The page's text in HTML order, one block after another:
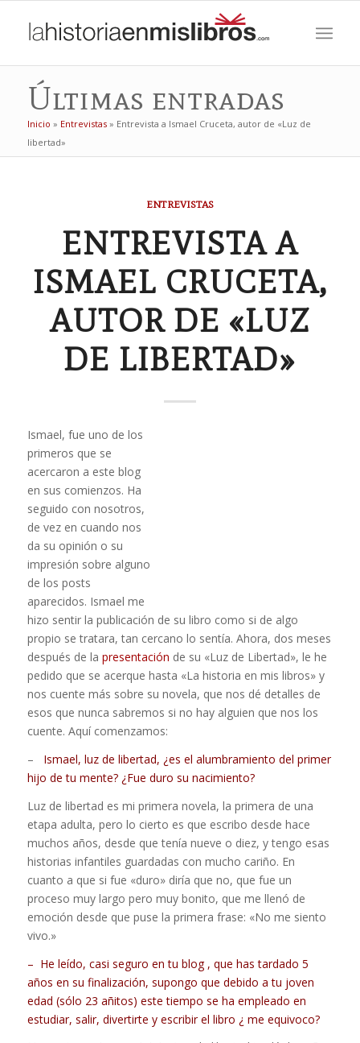
Últimas entradas
Inicio » Entrevistas» Entrevista a Ismael Cruceta, autor de «Luz de
libertad»
ENTREVISTAS
ENTREVISTA A
ISMAEL CRUCETA,
AUTOR DE «LUZ
DE LIBERTAD»
Ismael, fue uno de los
primeros que se
acercaron a este blog
en sus comienzos. Ha
seguido con nosotros,
de vez en cuando nos
da su opinión o su
impresión sobre alguno
de los posts
aparecidos. Ismael me
hizo sentir la publicación de su libro como si de algo
propio se tratara, tan cercano lo sentía. Ahora, dos meses
después de la presentación de su «Luz de Libertad», le he
pedido que se acerque hasta «La historia en mis libros» y
nos cuente más sobre su novela, que nos dé detalles de
esos que nunca sabremos si no hay alguien que nos los
cuente. Aquí comenzamos:
– Ismael, luz de libertad, ¿es el alumbramiento del primer
hijo de tu mente? ¿Fue duro su nacimiento?
Luz de libertad es mi primera novela, la primera de una
etapa adulta, pero lo cierto es que escribo desde hace
muchos años, desde que tenía nueve o diez, y tengo esas
historias infantiles guardadas con mucho cariño. En
cuanto a que si fue «duro» diría que no, que fue un
proceso muy largo pero muy bonito, que me llenó de
emoción desde que puse la primera frase: «No me siento
vivo.»
– He leído, casi seguro en tu blog , que has tardado 5
años en su finalización, supongo que debido a tu joven
edad (sólo 23 añitos) este tiempo se ha empleado en
estudiar, salir, divertirte y escribir el libro ¿ me equivoco?